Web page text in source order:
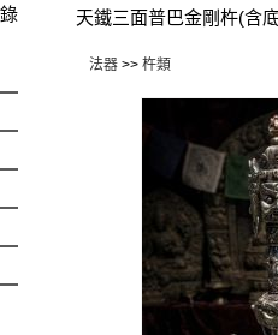
天鐵三面普巴金剛杵(含
法器>> 杵類